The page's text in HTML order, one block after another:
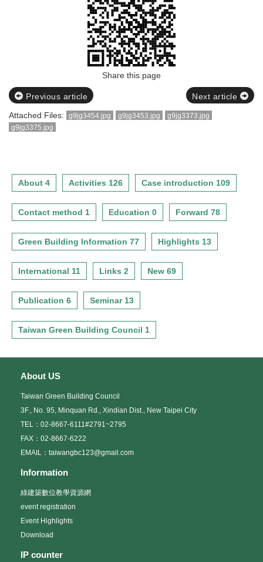
Share this page
Previous article
Next article
Attached Files:
g9jg3454.jpg g9jg3453.jpg
g9jg3373.jpg
g9jg3375.jpg
About 4 Activities 126 Case introduction 109
Contact method 1 Education 0 Forward 78
Green Building Information 77 Highlights 13
International 11 Links 2 New 69
Publication 6 Seminar 13
Taiwan Green Building Council 1
About US
Taiwan Green Building Council
3F., No. 95, Minquan Rd., Xindian Dist., New Taipei City
TEL：02-8667-6111#2791~2795
FAX：02-8667-6222
EMAIL：taiwangbc123@gmail.com
Information
綠建築數位教學資源網
event registration
Event Highlights
Download
IP counter